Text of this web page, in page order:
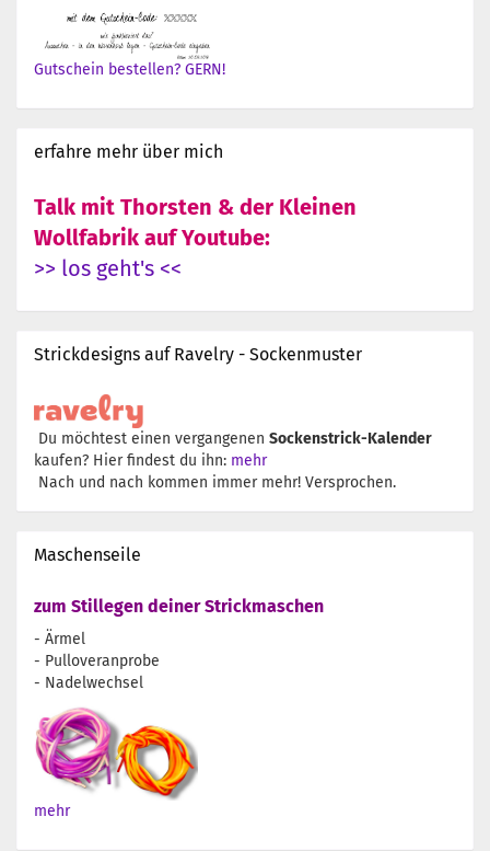
Gutschein bestellen? GERN!
erfahre mehr über mich
Talk mit Thorsten & der Kleinen
Wollfabrik auf Youtube:
>> los geht's <<
Strickdesigns auf Ravelry - Sockenmuster
Du möchtest einen vergangenen Sockenstrick-Kalender
kaufen? Hier findest du ihn: mehr
Nach und nach kommen immer mehr! Versprochen.
Maschenseile
zum Stillegen deiner Strickmaschen
- Ärmel
- Pulloveranprobe
- Nadelwechsel
mehr